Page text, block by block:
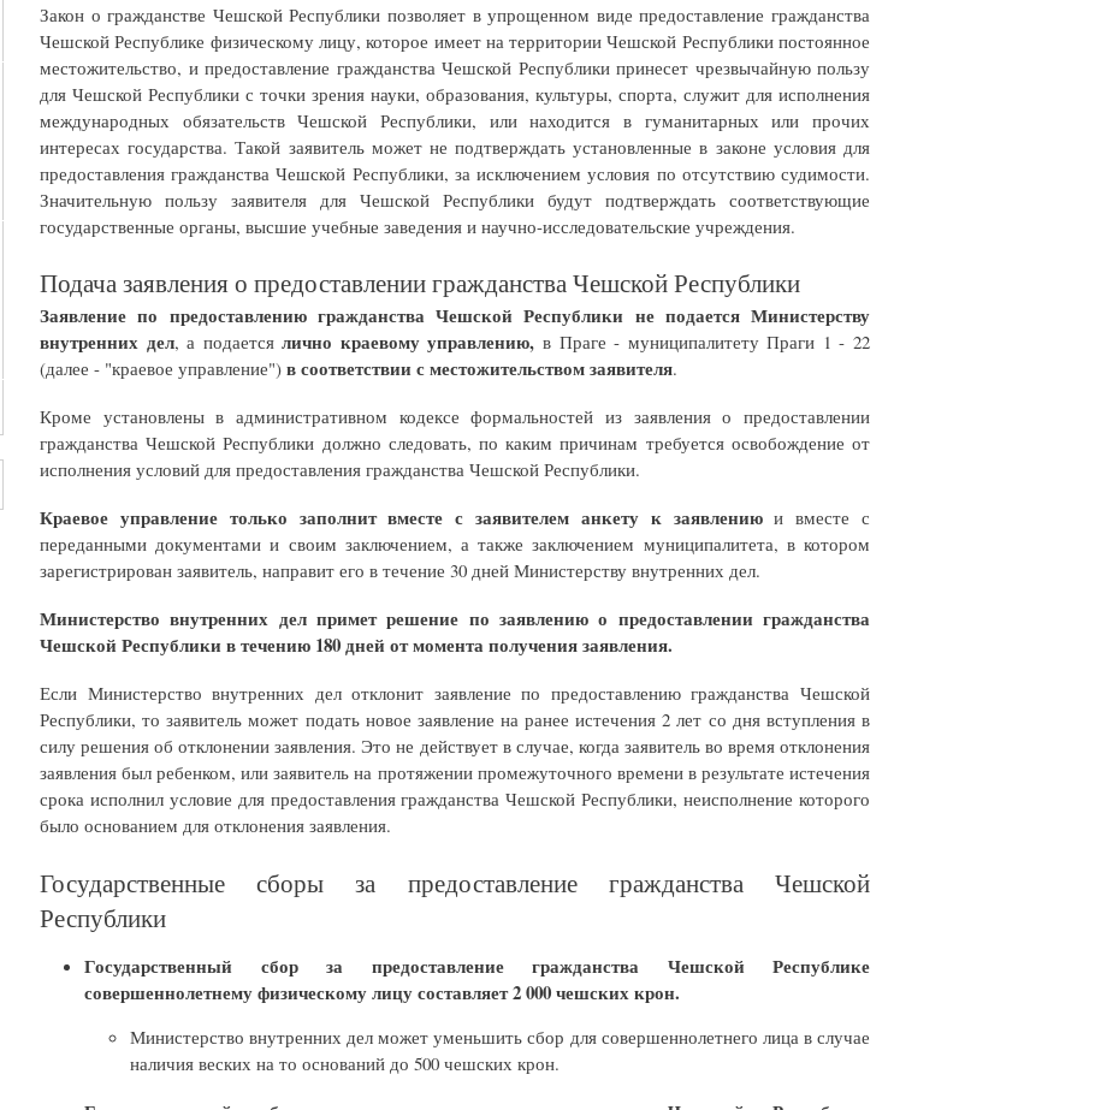
Закон о гражданстве Чешской Республики позволяет в упрощенном виде предоставление гражданства
Чешской Республике физическому лицу, которое имеет на территории Чешской Республики постоянное
местожительство, и предоставление гражданства Чешской Республики принесет чрезвычайную пользу
для Чешской Республики с точки зрения науки, образования, культуры, спорта, служит для исполнения
международных обязательств Чешской Республики, или находится в гуманитарных или прочих
интересах государства. Такой заявитель может не подтверждать установленные в законе условия для
предоставления гражданства Чешской Республики, за исключением условия по отсутствию судимости.
Значительную пользу заявителя для Чешской Республики будут подтверждать соответствующие
государственные органы, высшие учебные заведения и научно-исследовательские учреждения.
Подача заявления о предоставлении гражданства Чешской Республики
Заявление по предоставлению гражданства Чешской Республики не подается Министерству
внутренних дел, а подаетсялично краевому управлению, в Праге - муниципалитету Праги 1 - 22
(далее - "краевое управление") в соответствии с местожительством заявителя.
Кроме установлены в административном кодексе формальностей из заявления о предоставлении
гражданства Чешской Республики должно следовать, по каким причинам требуется освобождение от
исполнения условий для предоставления гражданства Чешской Республики.
Краевое управление только заполнит вместе с заявителем анкету к заявлению и вместе с
переданными документами и своим заключением, а также заключением муниципалитета, в котором
зарегистрирован заявитель, направит его в течение 30 дней Министерству внутренних дел.
Министерство внутренних дел примет решение по заявлению о предоставлении гражданства
Чешской Республики в течению 180 дней от момента получения заявления.
Если Министерство внутренних дел отклонит заявление по предоставлению гражданства Чешской
Республики, то заявитель может подать новое заявление на ранее истечения 2 лет со дня вступления в
силу решения об отклонении заявления. Это не действует в случае, когда заявитель во время отклонения
заявления был ребенком, или заявитель на протяжении промежуточного времени в результате истечения
срока исполнил условие для предоставления гражданства Чешской Республики, неисполнение которого
было основанием для отклонения заявления.
Государственные сборы за предоставление гражданства Чешской
Республики
Государственный сбор за предоставление гражданства Чешской Республике
совершеннолетнему физическому лицу составляет2 000 чешских крон.
Министерство внутренних дел может уменьшить сбор для совершеннолетнего лица в случае
наличия веских на то оснований до 500 чешских крон.